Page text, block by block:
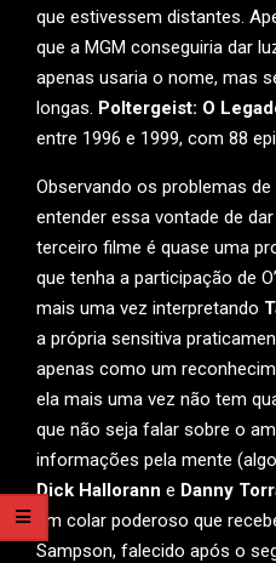
que estivessem distantes.
que a MGM conseguiria dar
apenas usaria o nome, mas
longas. Poltergeist: O
entre 1996 e 1999, com 88
Observando os problemas de
entender essa vontade de
terceiro filme é quase uma
que tenha a participação de
mais uma vez interpretando
a própria sensitiva
apenas como um
ela mais uma vez não tem
que não seja falar sobre o
informações pela mente
Dick Hallorann e Danny
um colar poderoso que
Sampson, falecido após o